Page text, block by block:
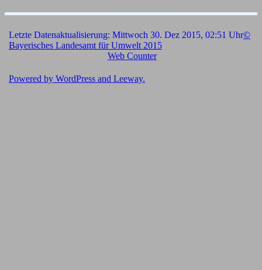
Letzte Datenaktualisierung: Mittwoch 30. Dez 2015, 02:51 Uhr©
Bayerisches Landesamt für Umwelt 2015
Web Counter
Powered by WordPress and Leeway.